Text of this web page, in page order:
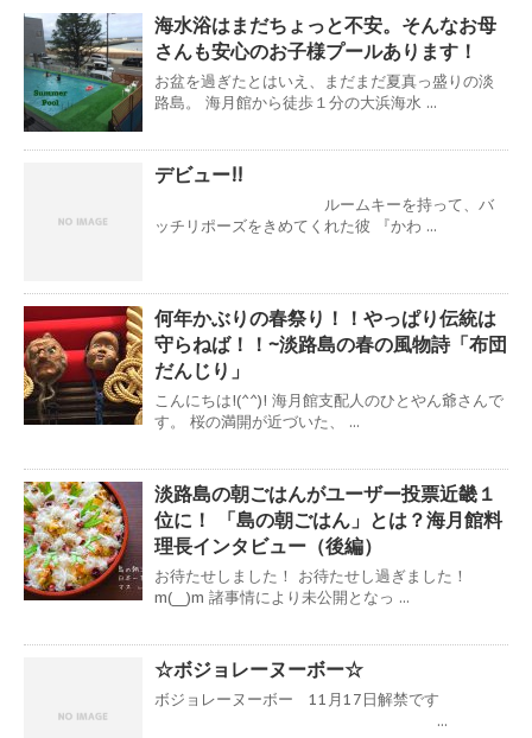
海水浴はまだちょっと不安。そんなお母
さんも安心のお子様プールあります！
お盆を過ぎたとはいえ、まだまだ夏真っ盛りの淡
路島。 海月館から徒歩１分の大浜海水 ...
デビュー!!
ルームキーを持って、バ
ッチリポーズをきめてくれた彼 『かわ ...
何年かぶりの春祭り！！やっぱり伝統は
守らねば！！~淡路島の春の風物詩「布団
だんじり」
こんにちは!(^^)! 海月館支配人のひとやん爺さんで
す。 桜の満開が近づいた、 ...
淡路島の朝ごはんがユーザー投票近畿１
位に！ 「島の朝ごはん」とは？海月館料
理長インタビュー（後編）
お待たせしました！ お待たせし過ぎました！
m(__)m 諸事情により未公開となっ ...
☆ボジョレーヌーボー☆
ボジョレーヌーボー 11月17日解禁です
...